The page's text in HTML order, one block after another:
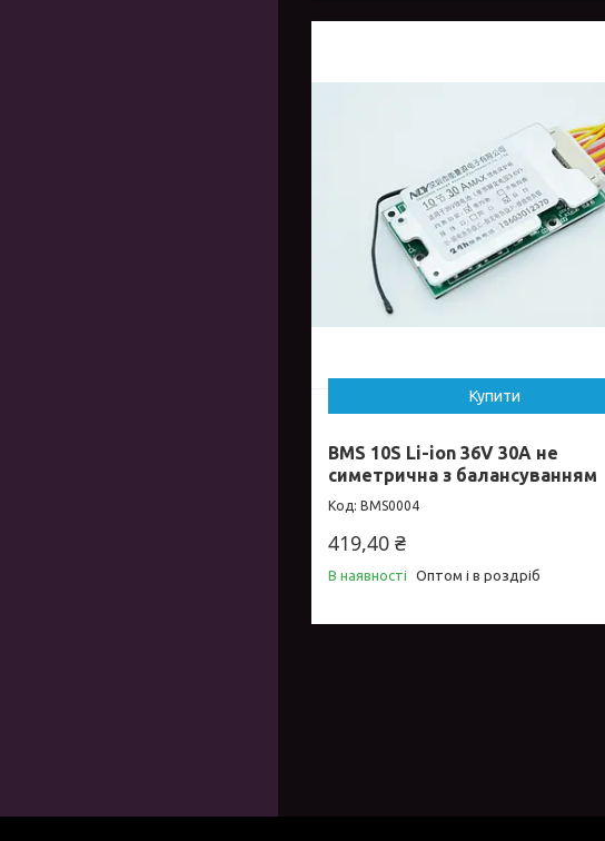
Купити
BMS 10S Li-ion 36V 30А не
симетрична з балансуванням
BMS0004
419,40 ₴
В наявності Оптом і в роздріб